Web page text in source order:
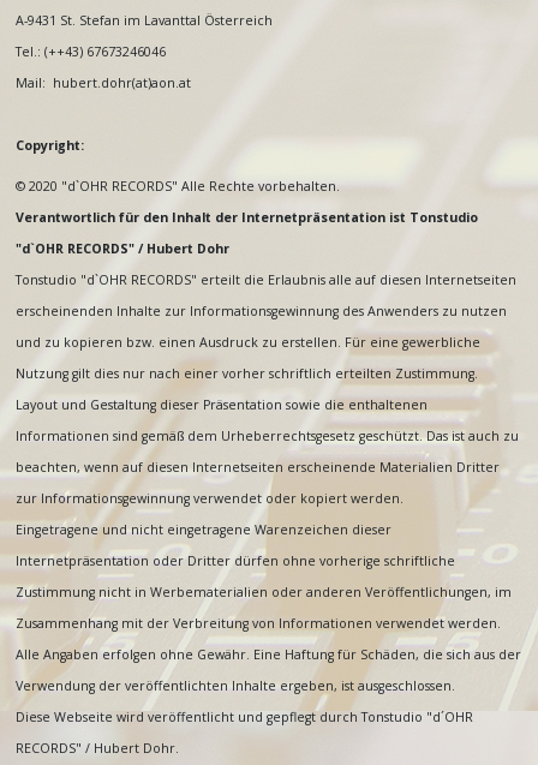
A-9431 St. Stefan im Lavanttal Österreich
Tel.: (++43) 67673246046
Mail: hubert.dohr(at)aon.at
Copyright:
© 2020 "d`OHR RECORDS" Alle Rechte vorbehalten.
Verantwortlich für den Inhalt der Internetpräsentation ist Tonstudio
"d`OHR RECORDS" / Hubert Dohr
Tonstudio "d`OHR RECORDS" erteilt die Erlaubnis alle auf diesen Internetseiten
erscheinenden Inhalte zur Informationsgewinnung des Anwenders zu nutzen
und zu kopieren bzw. einen Ausdruck zu erstellen. Für eine gewerbliche
Nutzung gilt dies nur nach einer vorher schriftlich erteilten Zustimmung.
Layout und Gestaltung dieser Präsentation sowie die enthaltenen
Informationen sind gemäß dem Urheberrechtsgesetz geschützt. Das ist auch zu
beachten, wenn auf diesen Internetseiten erscheinende Materialien Dritter
zur Informationsgewinnung verwendet oder kopiert werden.
Eingetragene und nicht eingetragene Warenzeichen dieser
Internetpräsentation oder Dritter dürfen ohne vorherige schriftliche
Zustimmung nicht in Werbematerialien oder anderen Veröffentlichungen, im
Zusammenhang mit der Verbreitung von Informationen verwendet werden.
Alle Angaben erfolgen ohne Gewähr. Eine Haftung für Schäden, die sich aus der
Verwendung der veröffentlichten Inhalte ergeben, ist ausgeschlossen.
Diese Webseite wird veröffentlicht und gepflegt durch Tonstudio "d´OHR
RECORDS" / Hubert Dohr.